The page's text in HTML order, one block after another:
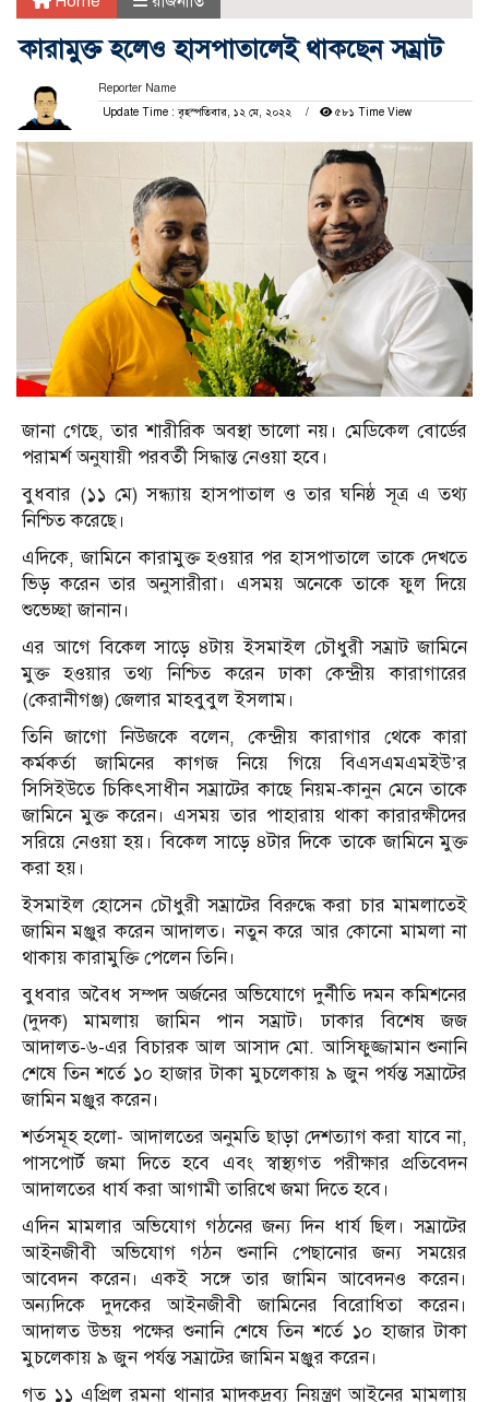
কারামুক্ত হলেও হাসপাতালেই থাকছেন সম্রাট
Reporter Name
Update Time : বৃহস্পতিবার, ১২ মে, ২০২২
৫৮১ Time View
জানা গেছে, তার শারীরিক অবস্থা ভালো নয়। মেডিকেল বোর্ডের
পরামর্শ অনুযায়ী পরবর্তী সিদ্ধান্ত নেওয়া হবে।
বুধবার (১১ মে) সন্ধ্যায় হাসপাতাল ও তার ঘনিষ্ঠ সূত্র এ তথ্য
নিশ্চিত করেছে।
এদিকে, জামিনে কারামুক্ত হওয়ার পর হাসপাতালে তাকে দেখতে
ভিড় করেন তার অনুসারীরা। এসময় অনেকে তাকে ফুল দিয়ে
শুভেচ্ছা জানান।
এর আগে বিকেল সাড়ে ৪টায় ইসমাইল চৌধুরী সম্রাট জামিনে
মুক্ত হওয়ার তথ্য নিশ্চিত করেন ঢাকা কেন্দ্রীয় কারাগারের
(কেরানীগঞ্জ) জেলার মাহবুবুল ইসলাম।
তিনি জাগো নিউজকে বলেন, কেন্দ্রীয় কারাগার থেকে কারা
কর্মকর্তা জামিনের কাগজ নিয়ে গিয়ে বিএসএমএমইউ’র
সিসিইউতে চিকিৎসাধীন সম্রাটের কাছে নিয়ম-কানুন মেনে তাকে
জামিনে মুক্ত করেন। এসময় তার পাহারায় থাকা কারারক্ষীদের
সরিয়ে নেওয়া হয়। বিকেল সাড়ে ৪টার দিকে তাকে জামিনে মুক্ত
করা হয়।
ইসমাইল হোসেন চৌধুরী সম্রাটের বিরুদ্ধে করা চার মামলাতেই
জামিন মঞ্জুর করেন আদালত। নতুন করে আর কোনো মামলা না
থাকায় কারামুক্তি পেলেন তিনি।
বুধবার অবৈধ সম্পদ অর্জনের অভিযোগে দুর্নীতি দমন কমিশনের
(দুদক) মামলায় জামিন পান সম্রাট। ঢাকার বিশেষ জজ
আদালত-৬-এর বিচারক আল আসাদ মো. আসিফুজ্জামান শুনানি
শেষে তিন শর্তে ১০ হাজার টাকা মুচলেকায় ৯ জুন পর্যন্ত সম্রাটের
জামিন মঞ্জুর করেন।
শর্তসমূহ হলো- আদালতের অনুমতি ছাড়া দেশত্যাগ করা যাবে না,
পাসপোর্ট জমা দিতে হবে এবং স্বাস্থ্যগত পরীক্ষার প্রতিবেদন
আদালতের ধার্য করা আগামী তারিখে জমা দিতে হবে।
এদিন মামলার অভিযোগ গঠনের জন্য দিন ধার্য ছিল। সম্রাটের
আইনজীবী অভিযোগ গঠন শুনানি পেছানোর জন্য সময়ের
আবেদন করেন। একই সঙ্গে তার জামিন আবেদনও করেন।
অন্যদিকে দুদকের আইনজীবী জামিনের বিরোধিতা করেন।
আদালত উভয় পক্ষের শুনানি শেষে তিন শর্তে ১০ হাজার টাকা
মুচলেকায় ৯ জুন পর্যন্ত সম্রাটের জামিন মঞ্জুর করেন।
গত ১১ এপ্রিল রমনা থানার মাদকদ্রব্য নিয়ন্ত্রণ আইনের মামলায়